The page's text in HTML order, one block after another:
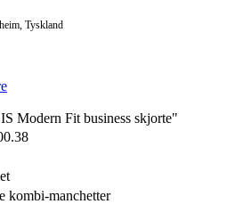
Tyskland
Modern Fit business skjorte"
kombi-manchetter